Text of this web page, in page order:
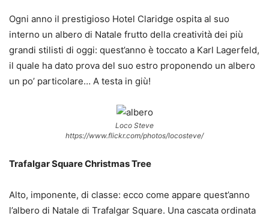
Ogni anno il prestigioso Hotel Claridge ospita al suo
interno un albero di Natale frutto della creatività dei più
grandi stilisti di oggi: quest’anno è toccato a Karl Lagerfeld,
il quale ha dato prova del suo estro proponendo un albero
un po’ particolare… A testa in giù!
Loco Steve
https://www.flickr.com/photos/locosteve/
Trafalgar Square Christmas Tree
Alto, imponente, di classe: ecco come appare quest’anno
l’albero di Natale di Trafalgar Square. Una cascata ordinata